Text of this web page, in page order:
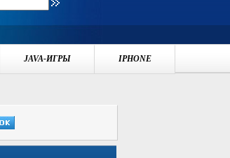
JAVA-ИГРЫ IPHONE